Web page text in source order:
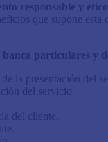
responsable y
que supone
particulares y
la presentación del
del servicio.
del cliente.